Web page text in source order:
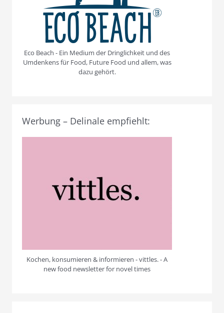
Eco Beach - Ein Medium der Dringlichkeit und des
Umdenkens für Food, Future Food und allem, was
dazu gehört.
Werbung – Delinale empfiehlt:
Kochen, konsumieren & informieren - vittles. - A
new food newsletter for novel times